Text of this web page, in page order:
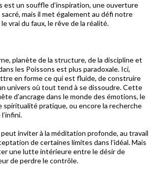
est un souffle d’inspiration, une ouverture
sacré, mais il met également au défi notre
vrai du faux, le rêve de la réalité.
planète de la structure, de la discipline et
les Poissons est plus paradoxale. Ici,
en forme ce qui est fluide, de construire
univers où tout tend à se dissoudre. Cette
d’ancrage dans le monde des émotions, le
spiritualité pratique, ou encore la recherche
inviter à la méditation profonde, au travail
de certaines limites dans l’idéal. Mais
une lutte intérieure entre le désir de
de perdre le contrôle.